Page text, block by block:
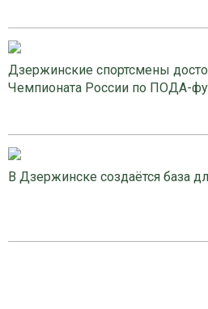
Дзержинские спортсмены
Чемпионата России по ПОДА-
В Дзержинске создаётся база